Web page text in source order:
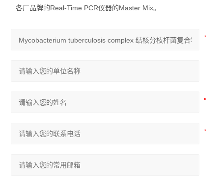
各厂品牌的Real-Time PCR仪器的Master Mix。